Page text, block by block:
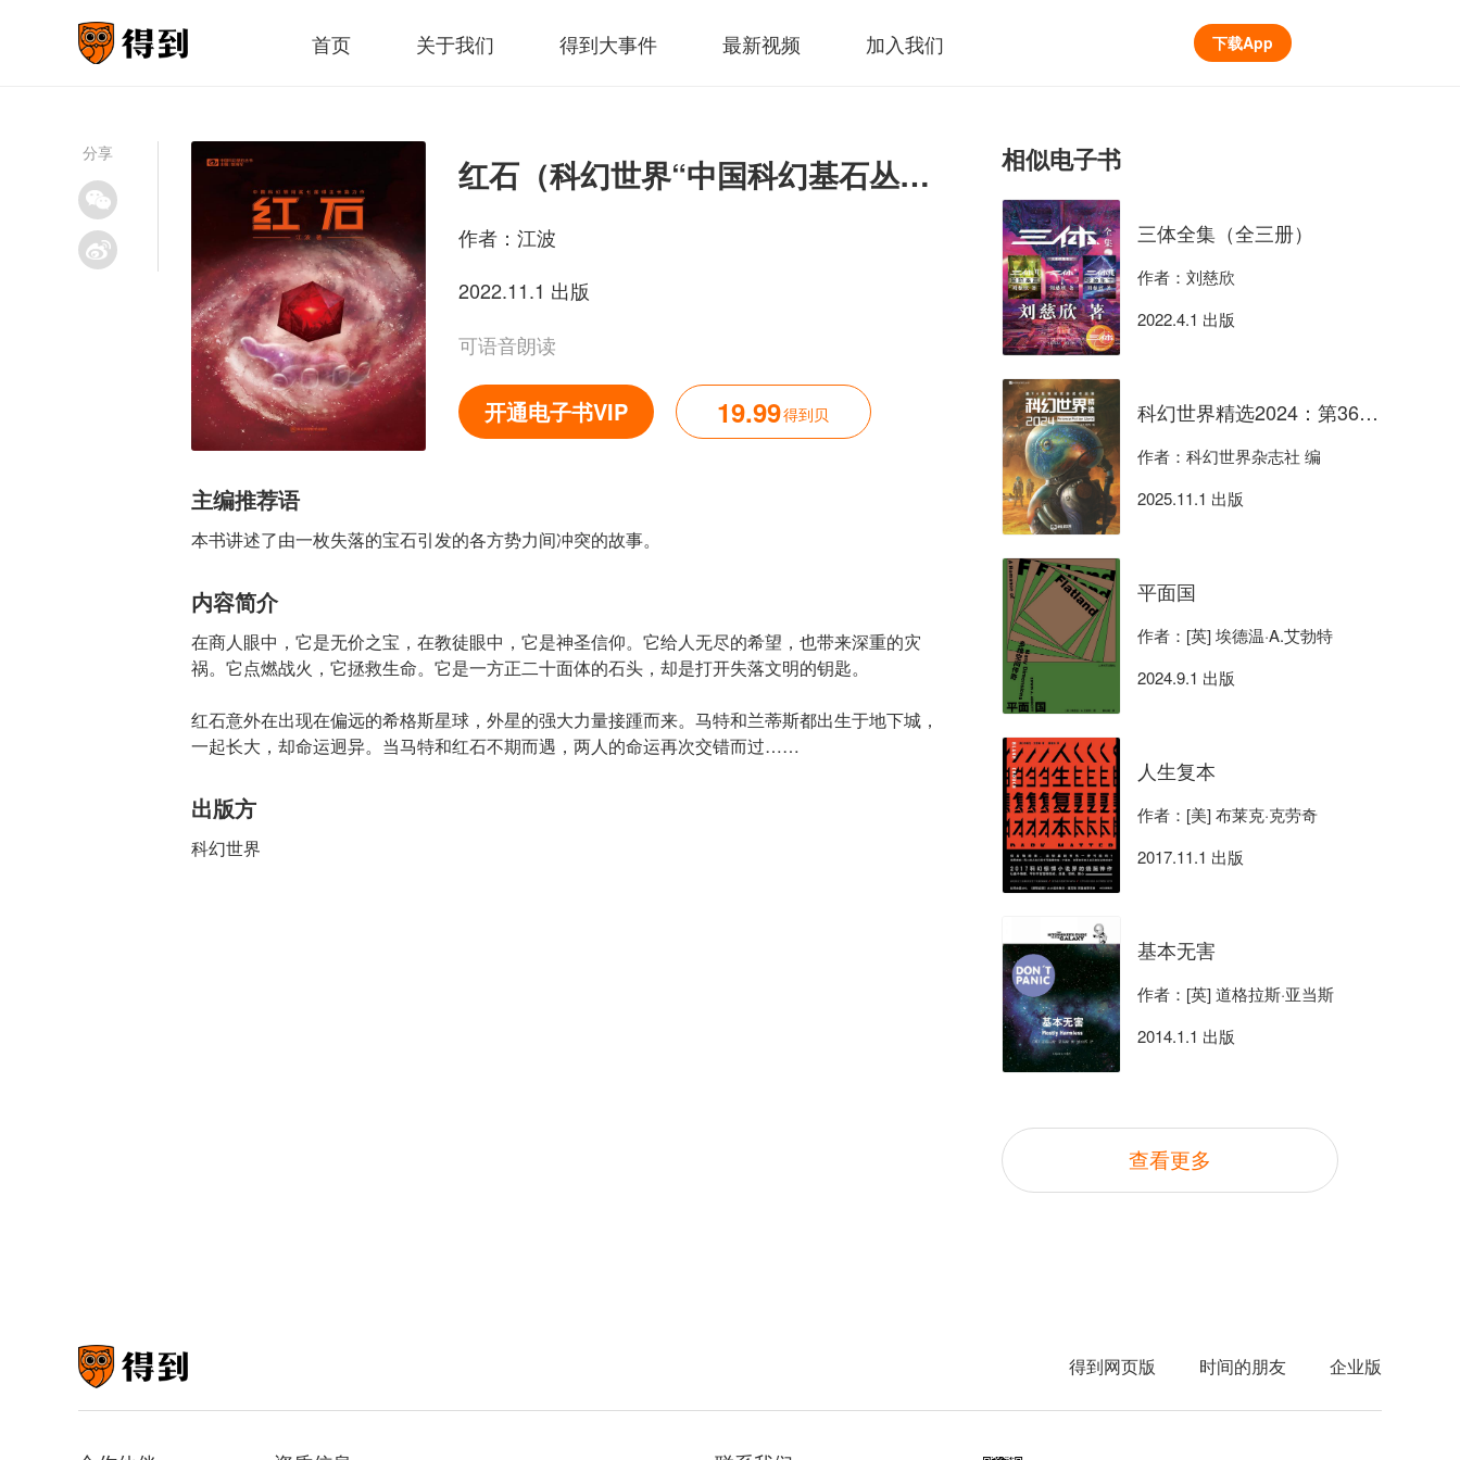
首页 关于我们 得到大事件 最新视频 加入我们 下载App
分享
红石（科幻世界“中国科幻基石丛书”系列）
作者： 江波
2022.11.1 出版
可语音朗读
开通电子书VIP 19.99得到贝
主编推荐语
本书讲述了由一枚失落的宝石引发的各方势力间冲突的故事。
内容简介
在商人眼中，它是无价之宝，在教徒眼中，它是神圣信仰。它给人无尽的希望，也带来深重的灾
祸。它点燃战火，它拯救生命。它是一方正二十面体的石头，却是打开失落文明的钥匙。
红石意外在出现在偏远的希格斯星球，外星的强大力量接踵而来。马特和兰蒂斯都出生于地下城，
一起长大，却命运迥异。当马特和红石不期而遇，两人的命运再次交错而过……
出版方
科幻世界
相似电子书
三体全集（全三册）
作者：刘慈欣
2022.4.1 出版
科幻世界精选2024：第36届银河奖获奖作品集
作者：科幻世界杂志社 编
2025.11.1 出版
平面国
作者：[英] 埃德温·A.艾勃特
2024.9.1 出版
人生复本
作者：[美] 布莱克·克劳奇
2017.11.1 出版
基本无害
作者：[英] 道格拉斯·亚当斯
2014.1.1 出版
查看更多
得到网页版 时间的朋友 企业版